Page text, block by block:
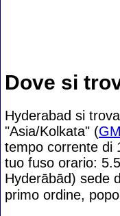
Dove si
Hyderabad si
"Asia/Kolkata" (
tempo corrente di
tuo fuso orario:
Hyderābād) sede
primo ordine,